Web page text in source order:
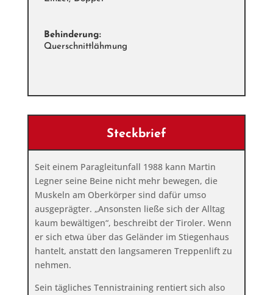
Behinderung:
Querschnittlähmung
Steckbrief
Seit einem Paragleitunfall 1988 kann Martin
Legner seine Beine nicht mehr bewegen, die
Muskeln am Oberkörper sind dafür umso
ausgeprägter. „Ansonsten ließe sich der Alltag
kaum bewältigen“, beschreibt der Tiroler. Wenn
er sich etwa über das Geländer im Stiegenhaus
hantelt, anstatt den langsameren Treppenlift zu
nehmen.
Sein tägliches Tennistraining rentiert sich also